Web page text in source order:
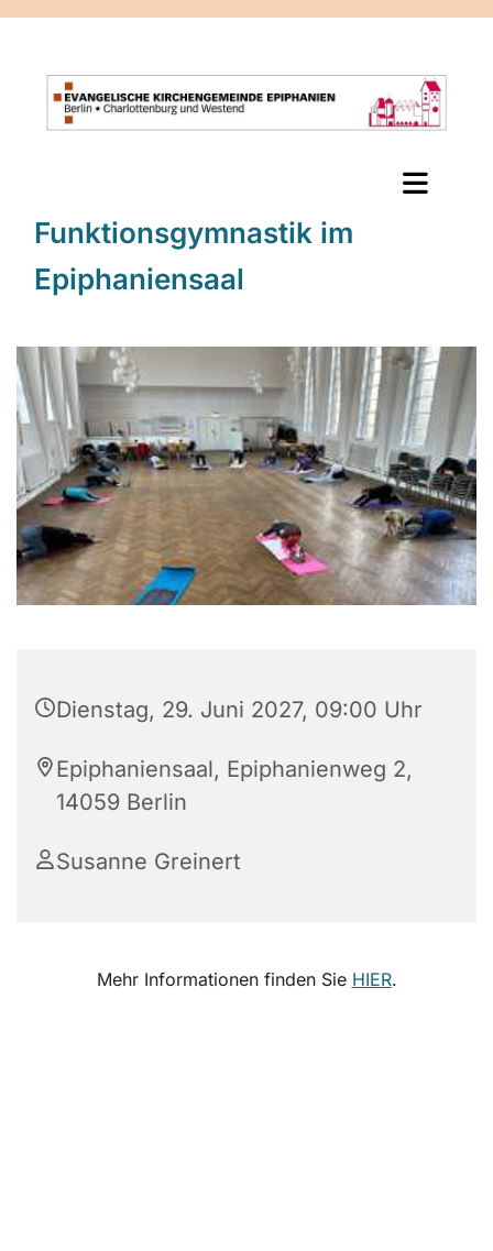
Funktionsgymnastik im
Epiphaniensaal
Dienstag, 29. Juni 2027, 09:00 Uhr
Epiphaniensaal, Epiphanienweg 2,
14059 Berlin
Susanne Greinert
Mehr Informationen finden Sie HIER.